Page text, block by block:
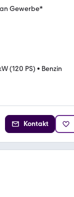
Gewerbe*
(120 PS) • Benzin
Kontakt